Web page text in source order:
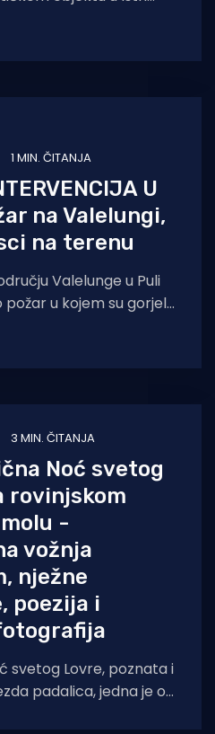
1 MIN. ČITANJA
U
na Valelungi,
na terenu
Valelunge u Puli
požar u kojem su gorjeli
3 MIN. ČITANJA
Noć svetog
rovinjskom
-
vožnja
nježne
poezija i
svetog Lovre, poznata i
padalica, jedna je od